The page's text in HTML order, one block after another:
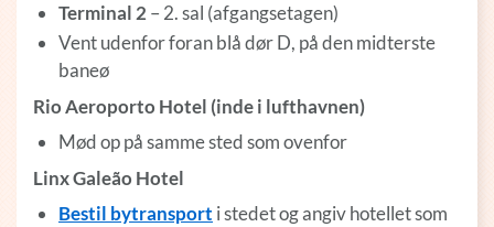
Terminal 2 – 2. sal (afgangsetagen)
Vent udenfor foran blå dør D, på den midterste
baneø
Rio Aeroporto Hotel (inde i lufthavnen)
Mød op på samme sted som ovenfor
Linx Galeão Hotel
Bestil bytransport i stedet og angiv hotellet som